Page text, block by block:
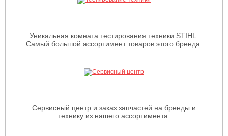
Уникальная комната тестирования техники STIHL.
Самый большой ассортимент товаров этого бренда.
Сервисный центр и заказ запчастей на бренды и
технику из нашего ассортимента.